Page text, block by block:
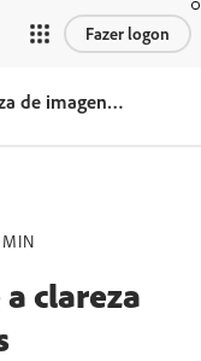
Fazer logon
Melhorar a nitidez e a clareza de imagens cortadas
clareza